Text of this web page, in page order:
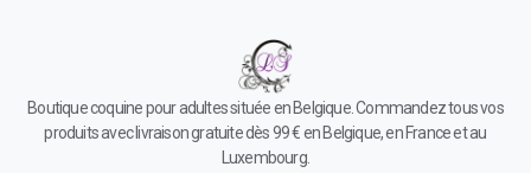
Boutique coquine pour adultes située en Belgique. Commandez tous vos
produits avec livraison gratuite dès 99 € en Belgique, en France et au
Luxembourg.